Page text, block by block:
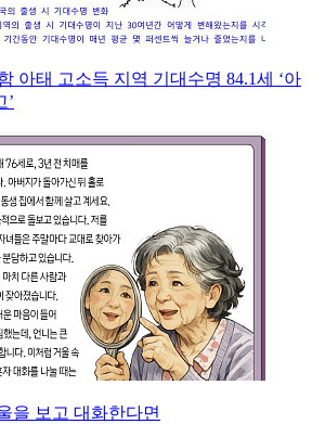
아태 고소득 지역 기대수명 84.1세 ‘아
’
을 보고 대화한다면